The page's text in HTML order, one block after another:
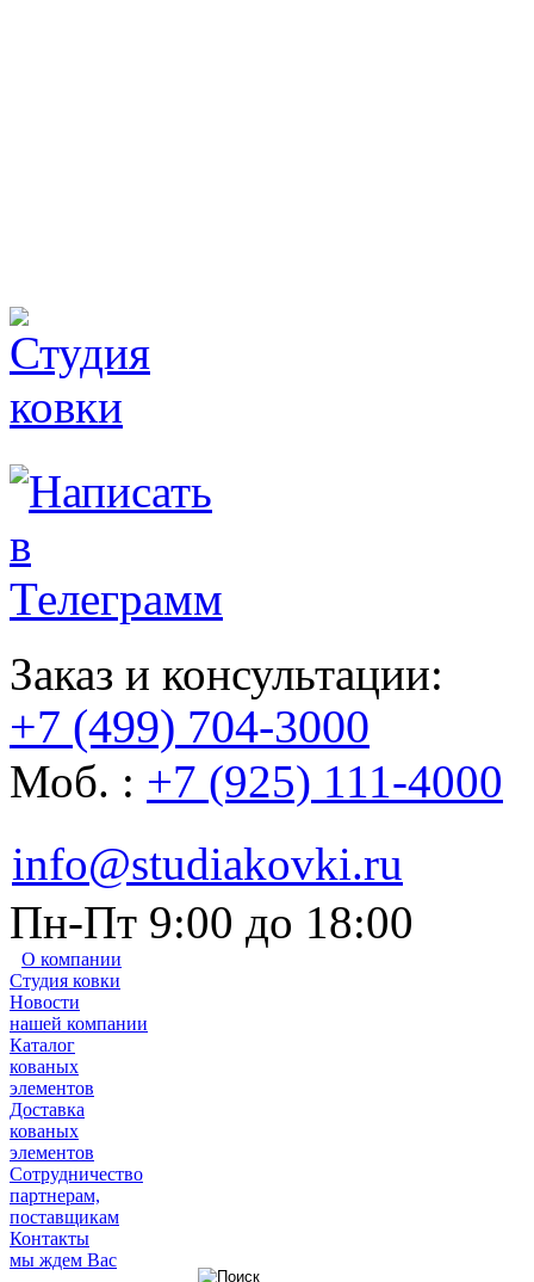
Заказ и консультации:
+7 (499) 704-3000
Моб. : +7 (925) 111-4000
info@studiakovki.ru
Пн-Пт 9:00 до 18:00
О компании
Студия ковки
Новости
нашей компании
Каталог
кованых
элементов
Доставка
кованых
элементов
Сотрудничество
партнерам,
поставщикам
Контакты
мы ждем Вас